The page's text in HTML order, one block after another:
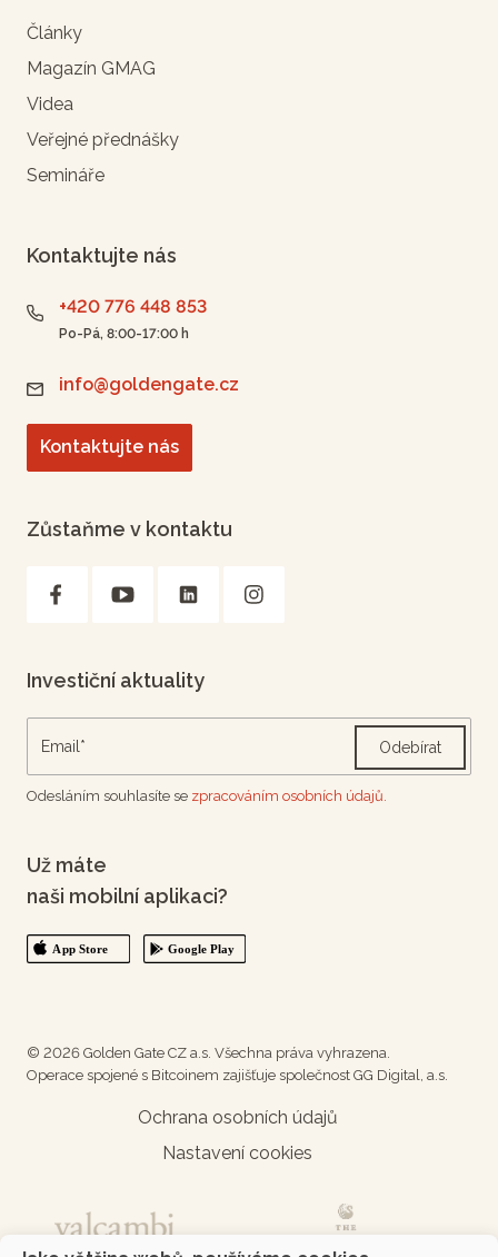
Články
Magazín GMAG
Videa
Veřejné přednášky
Semináře
Kontaktujte nás
+420 776 448 853
Po-Pá, 8:00-17:00 h
info@goldengate.cz
Kontaktujte nás
Zůstaňme v kontaktu
Investiční aktuality
Odebírat
Odesláním souhlasíte se zpracováním osobních údajů.
Už máte
naši mobilní aplikaci?
© 2026 Golden Gate CZ a.s. Všechna práva vyhrazena.
Operace spojené s Bitcoinem zajišťuje společnost GG Digital, a.s.
Ochrana osobních údajů
Nastavení cookies